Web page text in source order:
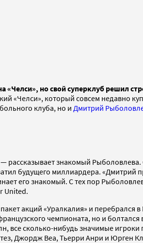
но свой суперклуб решил
«Челси», который совсем недавно
клуба, но и Дмитрий
знакомый
будущего миллиардера. «Дмитрий
его знакомый. С тех пор
United.
акций «Уралкалия» и
чемпионата, но и
все сколько-нибудь значимые
Джордж Веа, Тьерри Анри и Юрген